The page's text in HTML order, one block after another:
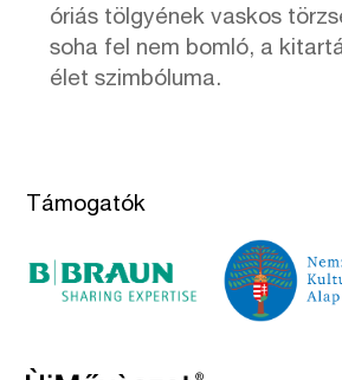
óriás tölgyének vaskos
soha fel nem bomló, a
élet szimbóluma.
Támogatók